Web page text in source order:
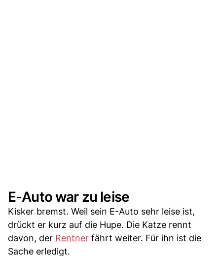
E-Auto war zu leise
Kisker bremst. Weil sein E-Auto sehr leise ist,
drückt er kurz auf die Hupe. Die Katze rennt
davon, der Rentner fährt weiter. Für ihn ist die
Sache erledigt.